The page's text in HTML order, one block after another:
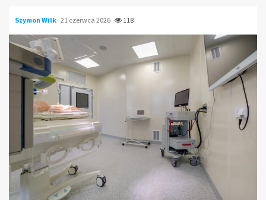
Szymon Wilk 21 czerwca 2026 118